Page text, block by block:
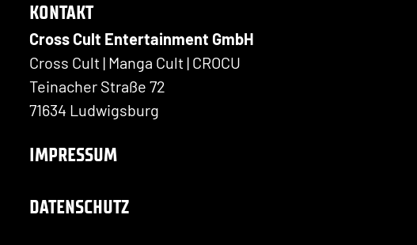
KONTAKT
Cross Cult Entertainment GmbH
Cross Cult | Manga Cult | CROCU
Teinacher Straße 72
71634 Ludwigsburg
IMPRESSUM
DATENSCHUTZ